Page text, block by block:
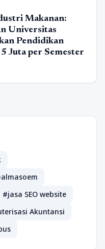
Makanan:
Universitas
Pendidikan
Juta per Semester
#jasa SEO website
Akuntansi